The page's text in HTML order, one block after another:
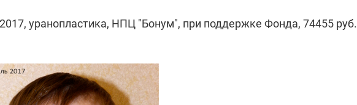
уранопластика, НПЦ "Бонум", при поддержке Фонда, 74455 руб.